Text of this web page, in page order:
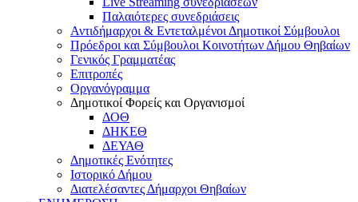
Παλαιότερες συνεδριάσεις
Αντιδήμαρχοι & Εντεταλμένοι Δημοτικοί Σύμβουλοι
Πρόεδροι και Σύμβουλοι Κοινοτήτων Δήμου Θηβαίων
Γενικός Γραμματέας
Επιτροπές
Οργανόγραμμα
Δημοτικοί Φορείς και Οργανισμοί
ΔΟΘ
ΔΗΚΕΘ
ΔΕΥΑΘ
Δημοτικές Ενότητες
Ιστορικό Δήμου
Διατελέσαντες Δήμαρχοι Θηβαίων